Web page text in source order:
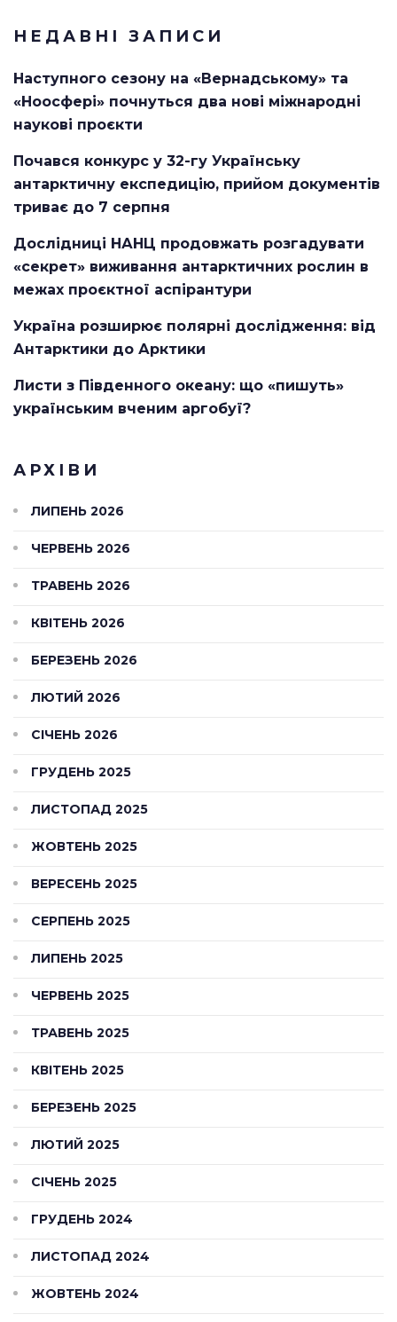
НЕДАВНІ ЗАПИСИ
Наступного сезону на «Вернадському» та
«Ноосфері» почнуться два нові міжнародні
наукові проєкти
Почався конкурс у 32-гу Українську
антарктичну експедицію, прийом документів
триває до 7 серпня
Дослідниці НАНЦ продовжать розгадувати
«секрет» виживання антарктичних рослин в
межах проєктної аспірантури
Україна розширює полярні дослідження: від
Антарктики до Арктики
Листи з Південного океану: що «пишуть»
українським вченим аргобуї?
АРХІВИ
ЛИПЕНЬ 2026
ЧЕРВЕНЬ 2026
ТРАВЕНЬ 2026
КВІТЕНЬ 2026
БЕРЕЗЕНЬ 2026
ЛЮТИЙ 2026
СІЧЕНЬ 2026
ГРУДЕНЬ 2025
ЛИСТОПАД 2025
ЖОВТЕНЬ 2025
ВЕРЕСЕНЬ 2025
СЕРПЕНЬ 2025
ЛИПЕНЬ 2025
ЧЕРВЕНЬ 2025
ТРАВЕНЬ 2025
КВІТЕНЬ 2025
БЕРЕЗЕНЬ 2025
ЛЮТИЙ 2025
СІЧЕНЬ 2025
ГРУДЕНЬ 2024
ЛИСТОПАД 2024
ЖОВТЕНЬ 2024